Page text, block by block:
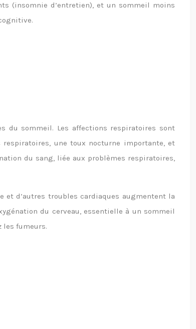
(insomnie d’entretien), et un sommeil moins
du sommeil. Les affections respiratoires sont
une toux nocturne importante, et
du sang, liée aux problèmes respiratoires,
et d’autres troubles cardiaques augmentent la
du cerveau, essentielle à un sommeil
les fumeurs.